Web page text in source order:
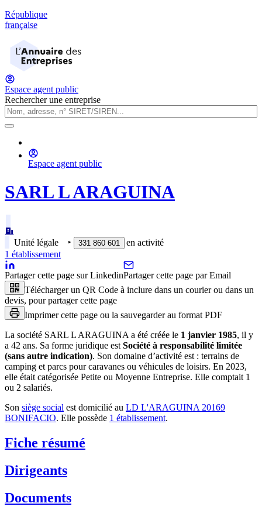
République
française
Espace agent public
Rechercher une entreprise
Espace agent public
SARL L ARAGUINA
Unité légale ‣ 331 860 601
en activité
1 établissement
Partager cette page sur LinkedinPartager cette page par Email
Télécharger un QR Code à inclure dans un courier ou dans un
devis, pour partager cette page
Imprimer cette page ou la sauvegarder au format PDF
La société SARL L ARAGUINA a été créée le 1 janvier 1985, il y
a 42 ans. Sa forme juridique est Société à responsabilité limitée
(sans autre indication). Son domaine d’activité est : terrains de
camping et parcs pour caravanes ou véhicules de loisirs. En 2023,
elle était catégorisée Petite ou Moyenne Entreprise. Elle comptait 1
ou 2 salariés.
Son siège social est domicilié au LD L'ARAGUINA 20169
BONIFACIO. Elle possède 1 établissement.
Fiche résumé
Dirigeants
Documents